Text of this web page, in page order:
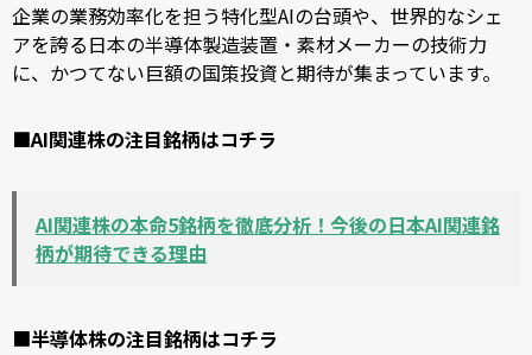
企業の業務効率化を担う特化型AIの台頭や、世界的なシェ
アを誇る日本の半導体製造装置・素材メーカーの技術力
に、かつてない巨額の国策投資と期待が集まっています。
■AI関連株の注目銘柄はコチラ
AI関連株の本命5銘柄を徹底分析！今後の日本AI関連銘
柄が期待できる理由
■半導体株の注目銘柄はコチラ